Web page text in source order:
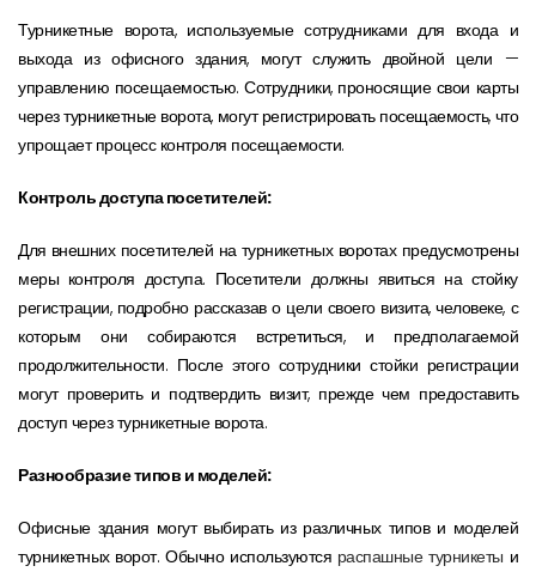
Турникетные ворота, используемые сотрудниками для входа и
выхода из офисного здания, могут служить двойной цели —
управлению посещаемостью. Сотрудники, проносящие свои карты
через турникетные ворота, могут регистрировать посещаемость, что
упрощает процесс контроля посещаемости.
Контроль доступа посетителей:
Для внешних посетителей на турникетных воротах предусмотрены
меры контроля доступа. Посетители должны явиться на стойку
регистрации, подробно рассказав о цели своего визита, человеке, с
которым они собираются встретиться, и предполагаемой
продолжительности. После этого сотрудники стойки регистрации
могут проверить и подтвердить визит, прежде чем предоставить
доступ через турникетные ворота.
Разнообразие типов и моделей:
Офисные здания могут выбирать из различных типов и моделей
турникетных ворот. Обычно используются распашные турникеты и